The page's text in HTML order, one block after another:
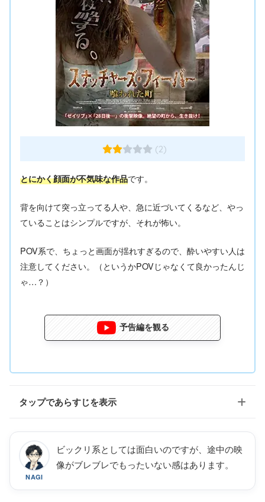
(2)
とにかく顔面が不気味な作品です。
背を向けて突っ立ってる人や、急に近づいてくるなど、やっ
ていることはシンプルですが、それが怖い。
POV系で、ちょっと画面が揺れすぎるので、酔いやすい人は
注意してください。（というかPOVじゃなくて良かったんじ
ゃ…？）
予告編を観る
タップであらすじを表示
人。ある町を訪れた彼らだが、背を向けて佇む人々、豚
のマスクを被っている子供、不気味な化粧をしている双
NAGI
ビックリ系としては面白いのですが、途中の映
像がブレブレでもったいない感はあります。